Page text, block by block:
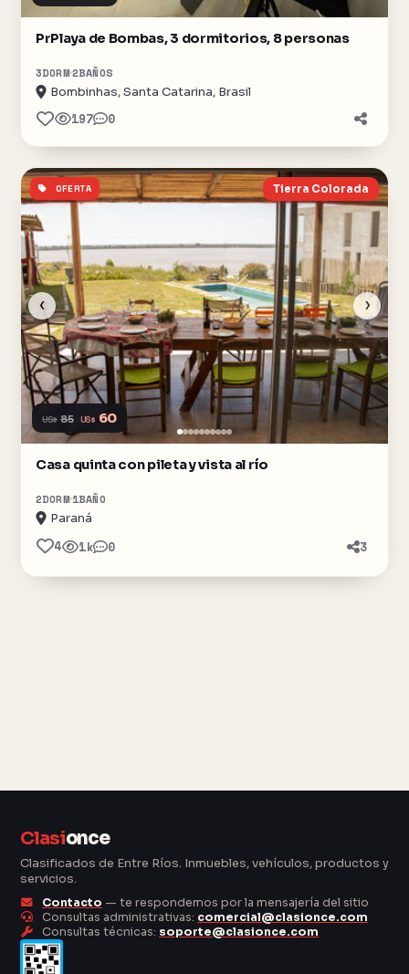
PrPlaya de Bombas, 3 dormitorios, 8 personas
3DORM2BAÑOS
Bombinhas, Santa Catarina, Brasil
197 0
‹ ›
Tierra Colorada
OFERTA
US$ 85 US$ 60
Casa quinta con pileta y vista al río
2DORM 1BAÑO
Paraná
4 1k 0 3
Clasionce
Clasificados de Entre Ríos. Inmuebles, vehículos, productos y
servicios.
Contacto — te respondemos por la mensajería del sitio
Consultas administrativas: comercial@clasionce.com
Consultas técnicas: soporte@clasionce.com